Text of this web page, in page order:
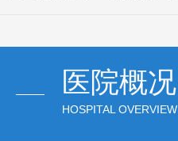
医院概况
HOSPITAL OVERVIEW